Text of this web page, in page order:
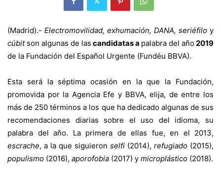
(Madrid).- Electromovilidad, exhumación, DANA, seriéfilo y
cúbit son algunas de las candidatas a palabra del año 2019
de la Fundación del Español Urgente (Fundéu BBVA).
Esta será la séptima ocasión en la que la Fundación,
promovida por la Agencia Efe y BBVA, elija, de entre los
más de 250 términos a los que ha dedicado algunas de sus
recomendaciones diarias sobre el uso del idioma, su
palabra del año. La primera de ellas fue, en el 2013,
escrache, a la que siguieron selfi (2014), refugiado (2015),
populismo (2016), aporofobia (2017) y microplástico (2018).